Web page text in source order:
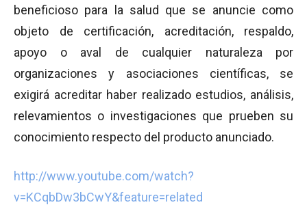
beneficioso para la salud que se anuncie como
objeto de certificación, acreditación, respaldo,
apoyo o aval de cualquier naturaleza por
organizaciones y asociaciones científicas, se
exigirá acreditar haber realizado estudios, análisis,
relevamientos o investigaciones que prueben su
conocimiento respecto del producto anunciado.
http://www.youtube.com/watch?
v=KCqbDw3bCwY&feature=related